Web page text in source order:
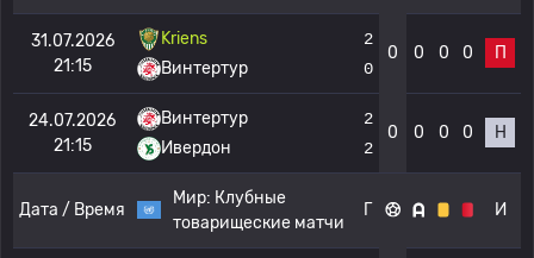
31.07.2026
21:15
Kriens
Винтертур
2
0
0 0 0 0 П
24.07.2026
21:15
Винтертур
Ивердон
2
2
0 0 0 0 Н
Дата / Время
Мир: Клубные
товарищеские матчи
Г И